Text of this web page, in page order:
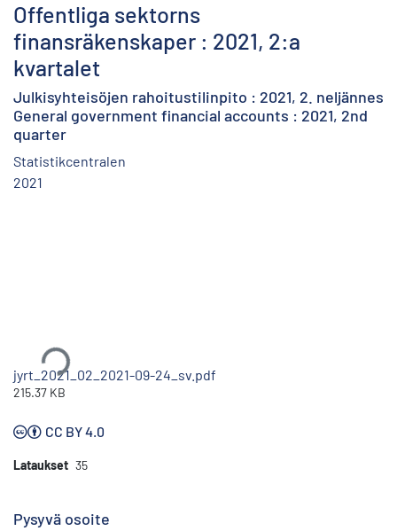
Offentliga sektorns
finansräkenskaper : 2021, 2:a
kvartalet
Julkisyhteisöjen rahoitustilinpito : 2021, 2. neljännes
General government financial accounts : 2021, 2nd
quarter
Statistikcentralen
2021
jyrt_2021_02_2021-09-24_sv.pdf
215.37 KB
CC BY 4.0
Lataukset 35
Pysyvä osoite